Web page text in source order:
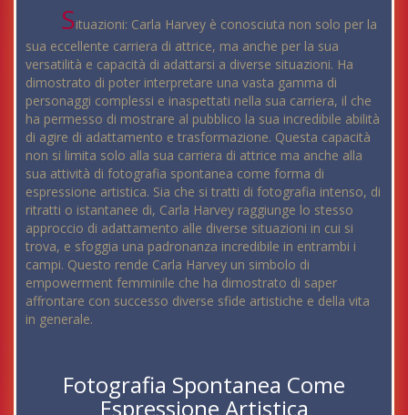
Situazioni: Carla Harvey è conosciuta non solo per la
sua eccellente carriera di attrice, ma anche per la sua
versatilità e capacità di adattarsi a diverse situazioni. Ha
dimostrato di poter interpretare una vasta gamma di
personaggi complessi e inaspettati nella sua carriera, il che
ha permesso di mostrare al pubblico la sua incredibile abilità
di agire di adattamento e trasformazione. Questa capacità
non si limita solo alla sua carriera di attrice ma anche alla
sua attività di fotografia spontanea come forma di
espressione artistica. Sia che si tratti di fotografia intenso, di
ritratti o istantanee di, Carla Harvey raggiunge lo stesso
approccio di adattamento alle diverse situazioni in cui si
trova, e sfoggia una padronanza incredibile in entrambi i
campi. Questo rende Carla Harvey un simbolo di
empowerment femminile che ha dimostrato di saper
affrontare con successo diverse sfide artistiche e della vita
in generale.
Fotografia Spontanea Come
Espressione Artistica